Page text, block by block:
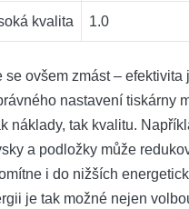
kvalita 1.0
se ovšem zmást – efektivita
nastavení tiskárny
náklady, tak kvalitu.
a ⁢podložky může
i do nižších
je tak​ možné nejen